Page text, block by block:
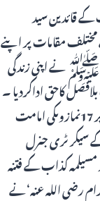
قائدین سید
مختلف مقامات پر اپنے
ﷺ نے اپنی زندگی
کاحق اداکردیا ۔
سیدعطاءالمہیمن بخاری نے کہاکہ حضرت صدیق اکبر ؓ نے مشیت الہٰی کے تحت حضور ±ﷺکے حکم پر 17نمازوںکی امامت
سیکر ٹری جنرل
مسیلمہ کذاب کے فتنہ
رضی اللہ عنہ‘نے